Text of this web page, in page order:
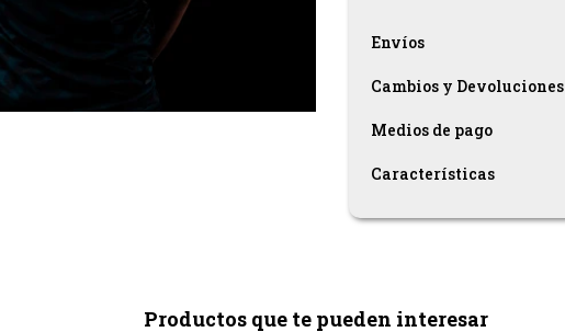
Envíos
Cambios y Devoluciones
Medios de pago
Características
Productos que te pueden interesar